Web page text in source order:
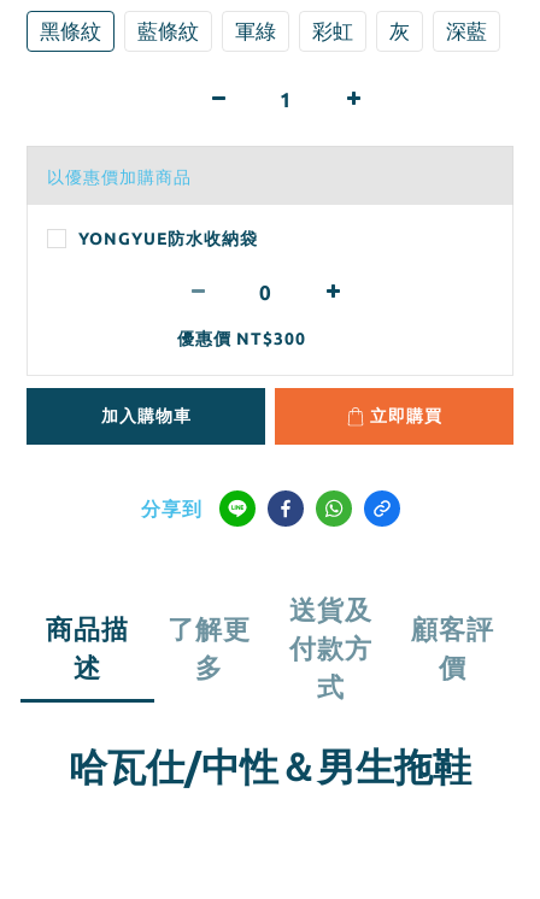
黑條紋 藍條紋 軍綠 彩虹 灰 深藍
以優惠價加購商品
YONGYUE防水收納袋
優惠價 NT$300
加入購物車 立即購買
分享到
商品描
述
了解更
多
送貨及
付款方
式
顧客評
價
哈瓦仕/中性＆男生拖鞋